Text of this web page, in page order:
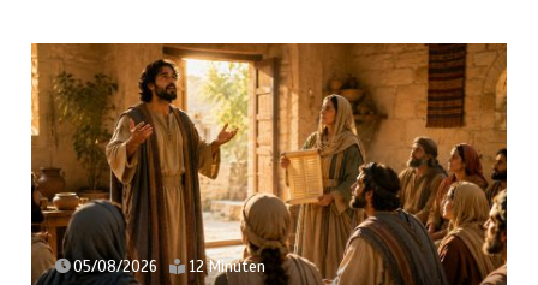
05/08/2026 12 Minuten